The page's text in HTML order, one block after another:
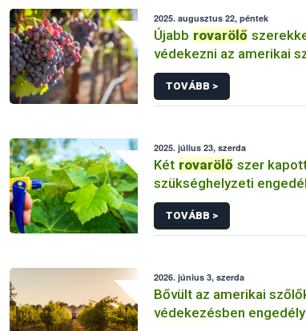
2025. augusztus 22, péntek
Újabb rovarölő
védekezni az amerikai
ellen
TOVÁBB >
2025. július 23, szerda
Két rovarölő szer
szükséghelyzeti
szőlőkabóca ellen
TOVÁBB >
2026. június 3, szerda
Bővült az amerikai
védekezésben